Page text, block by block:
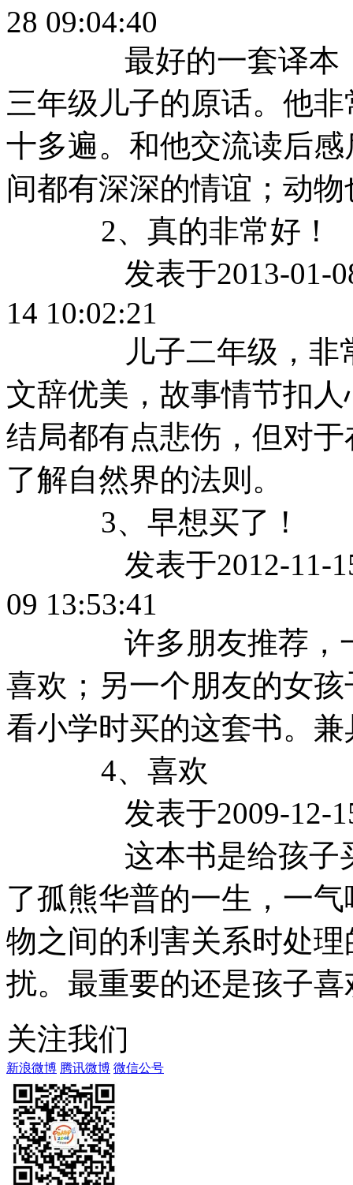
28 09:04:40
最好的一套译本，
三年级儿子的原话。他
十多遍。和他交流读后
间都有深深的情谊；动
2、真的非常好！
发表于2013-01-08
14 10:02:21
儿子二年级，非常
文辞优美，故事情节扣
结局都有点悲伤，但对
了解自然界的法则。
3、早想买了！
发表于2012-11-15
09 13:53:41
许多朋友推荐，一
喜欢；另一个朋友的女
看小学时买的这套书。
4、喜欢
发表于2009-12-15
这本书是给孩子买
了孤熊华普的一生，一
物之间的利害关系时处
扰。最重要的还是孩子喜
关注我们
新浪微博 腾讯微博 微信公号